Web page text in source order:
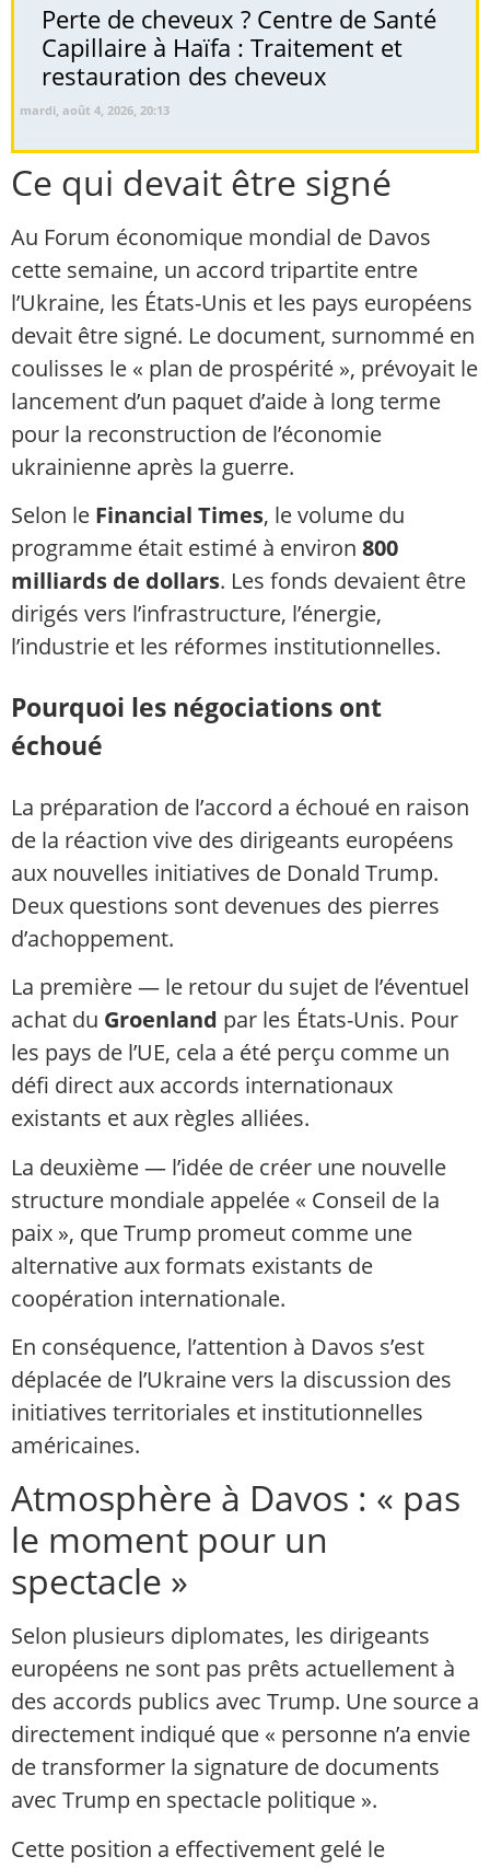
Perte de cheveux ? Centre de Santé
Capillaire à Haïfa : Traitement et
restauration des cheveux
mardi, août 4, 2026, 20:13
Ce qui devait être signé
Au Forum économique mondial de Davos
cette semaine, un accord tripartite entre
l’Ukraine, les États-Unis et les pays européens
devait être signé. Le document, surnommé en
coulisses le « plan de prospérité », prévoyait le
lancement d’un paquet d’aide à long terme
pour la reconstruction de l’économie
ukrainienne après la guerre.
Selon le Financial Times, le volume du
programme était estimé à environ 800
milliards de dollars. Les fonds devaient être
dirigés vers l’infrastructure, l’énergie,
l’industrie et les réformes institutionnelles.
Pourquoi les négociations ont
échoué
La préparation de l’accord a échoué en raison
de la réaction vive des dirigeants européens
aux nouvelles initiatives de Donald Trump.
Deux questions sont devenues des pierres
d’achoppement.
La première — le retour du sujet de l’éventuel
achat du Groenland par les États-Unis. Pour
les pays de l’UE, cela a été perçu comme un
défi direct aux accords internationaux
existants et aux règles alliées.
La deuxième — l’idée de créer une nouvelle
structure mondiale appelée « Conseil de la
paix », que Trump promeut comme une
alternative aux formats existants de
coopération internationale.
En conséquence, l’attention à Davos s’est
déplacée de l’Ukraine vers la discussion des
initiatives territoriales et institutionnelles
américaines.
Atmosphère à Davos : « pas
le moment pour un
spectacle »
Selon plusieurs diplomates, les dirigeants
européens ne sont pas prêts actuellement à
des accords publics avec Trump. Une source a
directement indiqué que « personne n’a envie
de transformer la signature de documents
avec Trump en spectacle politique ».
Cette position a effectivement gelé le